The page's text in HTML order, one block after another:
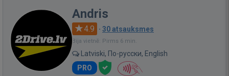
Andris
4.9 · 30 atsauksmes
Bija vietnē: Pirms 6 min.
Latviski, По-русски, English
PRO